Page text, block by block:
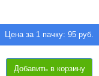
Цена за 1 пачку: 95 руб.
Добавить в корзину